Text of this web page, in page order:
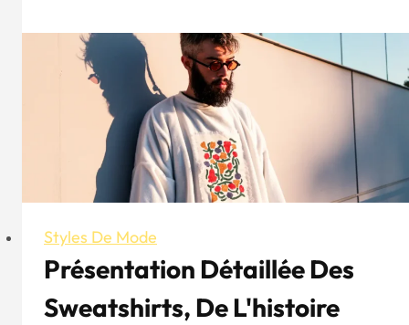
des
marques
vêtements
plus
populaires
en
Styles De Mode
Présentation Détaillée Des
Sweatshirts, De L'histoire